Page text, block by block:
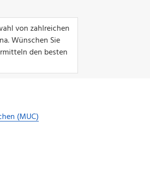
von zahlreichen
Wünschen Sie
den besten
(MUC)